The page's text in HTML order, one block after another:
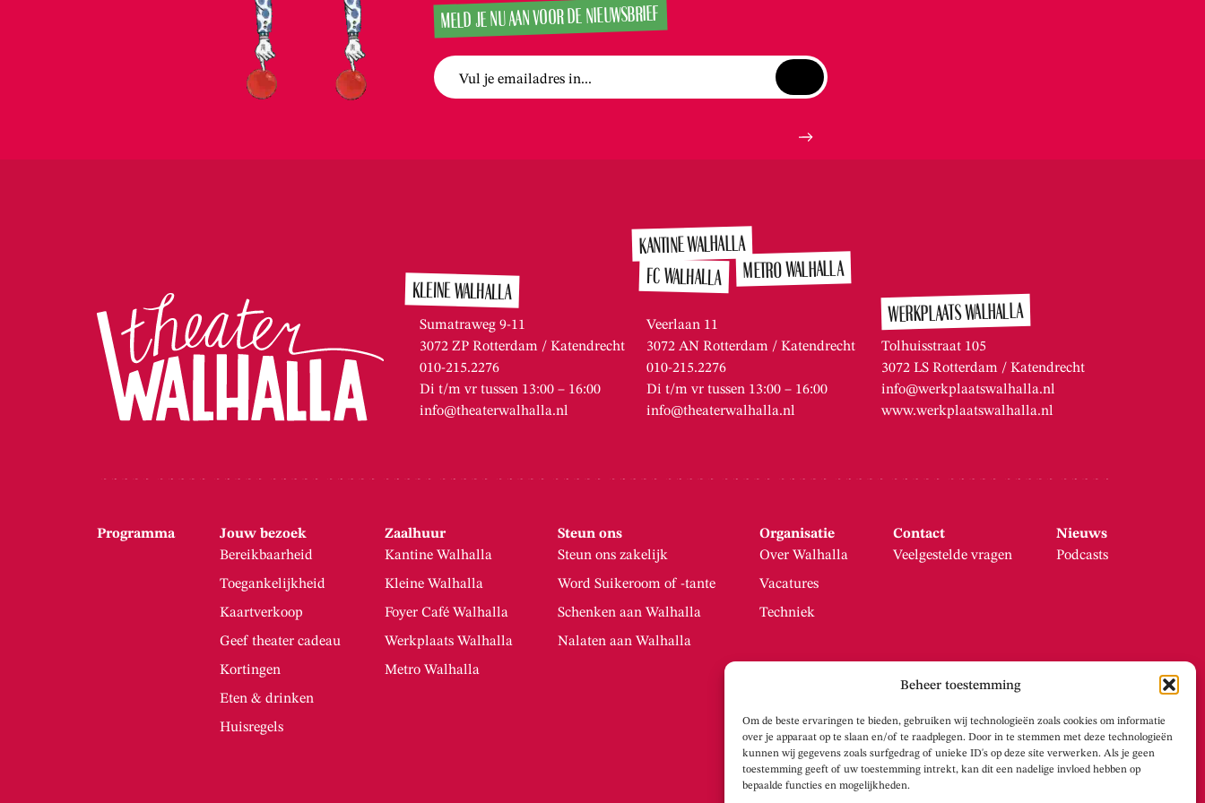
Beheer toestemming
Om de beste ervaringen te bieden, gebruiken wij technologieën zoals cookies om informatie
over je apparaat op te slaan en/of te raadplegen. Door in te stemmen met deze technologieën
kunnen wij gegevens zoals surfgedrag of unieke ID's op deze site verwerken. Als je geen
toestemming geeft of uw toestemming intrekt, kan dit een nadelige invloed hebben op
bepaalde functies en mogelijkheden.
MELD JE NU AAN VOOR DE NIEUWSBRIEF
Vul je emailadres in...
KLEINE WALHALLA
Sumatraweg 9-11
3072 ZP Rotterdam / Katendrecht
010-215.2276
Di t/m vr tussen 13:00 – 16:00
info@theaterwalhalla.nl
KANTINE WALHALLA
FC WALHALLA METRO WALHALLA
Veerlaan 11
3072 AN Rotterdam / Katendrecht
010-215.2276
Di t/m vr tussen 13:00 – 16:00
info@theaterwalhalla.nl
WERKPLAATS WALHALLA
Tolhuisstraat 105
3072 LS Rotterdam / Katendrecht
info@werkplaatswalhalla.nl
www.werkplaatswalhalla.nl
Programma Jouw bezoek
Bereikbaarheid
Toegankelijkheid
Kaartverkoop
Geef theater cadeau
Kortingen
Eten & drinken
Huisregels
Zaalhuur
Kantine Walhalla
Kleine Walhalla
Foyer Café Walhalla
Werkplaats Walhalla
Metro Walhalla
Steun ons
Steun ons zakelijk
Word Suikeroom of -tante
Schenken aan Walhalla
Nalaten aan Walhalla
Organisatie
Over Walhalla
Vacatures
Techniek
Contact
Veelgestelde vragen
Nieuws
Podcasts